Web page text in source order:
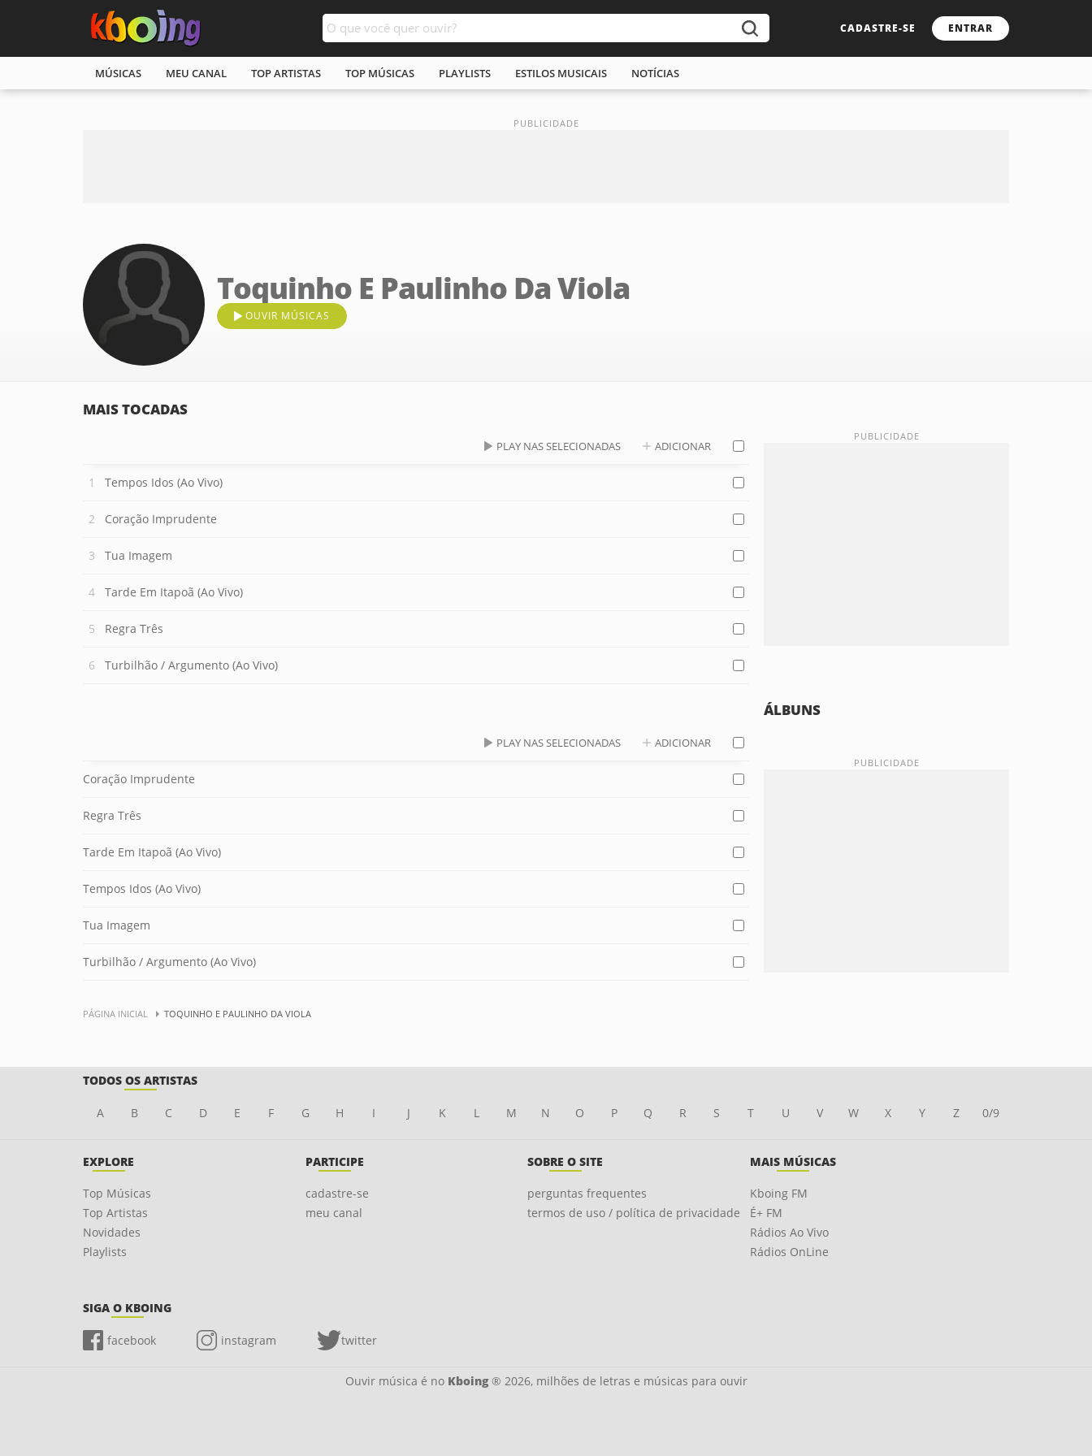
CADASTRE-SE ENTRAR
MÚSICAS MEU CANAL TOP ARTISTAS TOP MÚSICAS PLAYLISTS ESTILOS MUSICAIS NOTÍCIAS
Toquinho E Paulinho Da Viola
OUVIR MÚSICAS
MAIS TOCADAS
PLAY NAS SELECIONADAS ADICIONAR
Tempos Idos (Ao Vivo)
Coração Imprudente
Tua Imagem
Tarde Em Itapoã (Ao Vivo)
Regra Três
Turbilhão / Argumento (Ao Vivo)
PLAY NAS SELECIONADAS ADICIONAR
Coração Imprudente
Regra Três
Tarde Em Itapoã (Ao Vivo)
Tempos Idos (Ao Vivo)
Tua Imagem
Turbilhão / Argumento (Ao Vivo)
ÁLBUNS
PÁGINA INICIAL TOQUINHO E PAULINHO DA VIOLA
TODOS OS ARTISTAS
A B C D E F G H I J K L M N O P Q R S T U V W X Y Z 0/9
EXPLORE
Top Músicas
Top Artistas
Novidades
Playlists
PARTICIPE
cadastre-se
meu canal
SOBRE O SITE
perguntas frequentes
termos de uso / política de privacidade
MAIS MÚSICAS
Kboing FM
É+ FM
Rádios Ao Vivo
Rádios OnLine
SIGA O KBOING
facebook instagram twitter
Ouvir música é no Kboing® 2026, milhões de letras e músicas para ouvir